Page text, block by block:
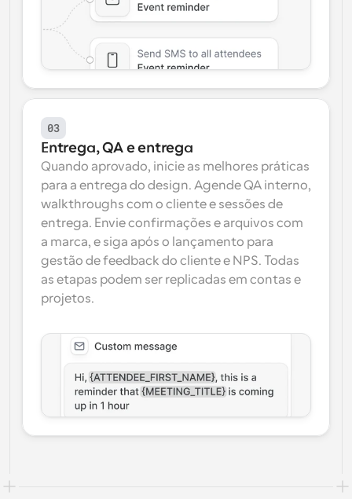
03
Entrega, QA e entrega
Quando aprovado, inicie as melhores práticas
para a entrega do design. Agende QA interno,
walkthroughs com o cliente e sessões de
entrega. Envie confirmações e arquivos com
a marca, e siga após o lançamento para
gestão de feedback do cliente e NPS. Todas
as etapas podem ser replicadas em contas e
projetos.